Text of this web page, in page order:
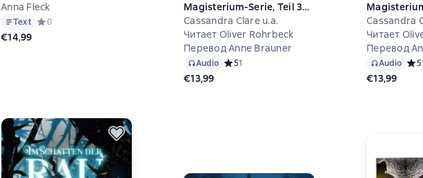
Anna Fleck
Text Средний рейтинг 0 на основе 0 оценок
0
€14,99
Magisterium-Serie, Teil 3
(Ungekürzt)
Cassandra Clare u.a.
Читает Oliver Rohrbeck
Перевод Anne Brauner
Audio Средний рейтинг 5 на основе 1 оценок
51
€13,99
(Ungekürzt)
Cassandra
Читает
Перевод
Audio 5
€13,99